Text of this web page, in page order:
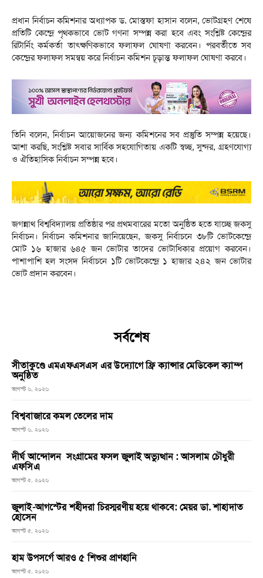
প্রধান নির্বাচন কমিশনার অধ্যাপক ড. মোস্তফা হাসান বলেন, ভোটগ্রহণ শেষে
প্রতিটি কেন্দ্রে পৃথকভাবে ভোট গণনা সম্পন্ন করা হবে এবং সংশ্লিষ্ট কেন্দ্রের
রিটার্নিং কর্মকর্তা তাৎক্ষণিকভাবে ফলাফল ঘোষণা করবেন। পরবর্তীতে সব
কেন্দ্রের ফলাফল সমন্বয় করে নির্বাচন কমিশন চূড়ান্ত ফলাফল ঘোষণা করবে।
তিনি বলেন, নির্বাচন আয়োজনের জন্য কমিশনের সব প্রস্তুতি সম্পন্ন হয়েছে।
আশা করছি, সংশ্লিষ্ট সবার সার্বিক সহযোগিতায় একটি স্বচ্ছ, সুন্দর, গ্রহণযোগ্য
ও ঐতিহাসিক নির্বাচন সম্পন্ন হবে।
জগন্নাথ বিশ্ববিদ্যালয় প্রতিষ্ঠার পর প্রথমবারের মতো অনুষ্ঠিত হতে যাচ্ছে জকসু
নির্বাচন। নির্বাচন কমিশনার জানিয়েছেন, জকসু নির্বাচনে ৩৮টি ভোটকেন্দ্রে
মোট ১৬ হাজার ৬৪৫ জন ভোটার তাদের ভোটাধিকার প্রয়োগ করবেন।
পাশাপাশি হল সংসদ নির্বাচনে ১টি ভোটকেন্দ্রে ১ হাজার ২৪২ জন ভোটার
ভোট প্রদান করবেন।
সর্বশেষ
সীতাকুণ্ডে এমএফএসএস এর উদ্যোগে ফ্রি ক্যান্সার মেডিকেল ক্যাম্প
অনুষ্ঠিত
আগস্ট ৬, ২০২৬
বিশ্ববাজারে কমল তেলের দাম
আগস্ট ৬, ২০২৬
দীর্ঘ আন্দোলন সংগ্রামের ফসল জুলাই অভ্যুত্থান : আসলাম চৌধুরী
এফসিএ
আগস্ট ৫, ২০২৬
জুলাই-আগস্টের শহীদরা চিরস্মরণীয় হয়ে থাকবে: মেয়র ডা. শাহাদাত
হোসেন
আগস্ট ৫, ২০২৬
হাম উপসর্গে আরও ৫ শিশুর প্রাণহানি
আগস্ট ৫, ২০২৬